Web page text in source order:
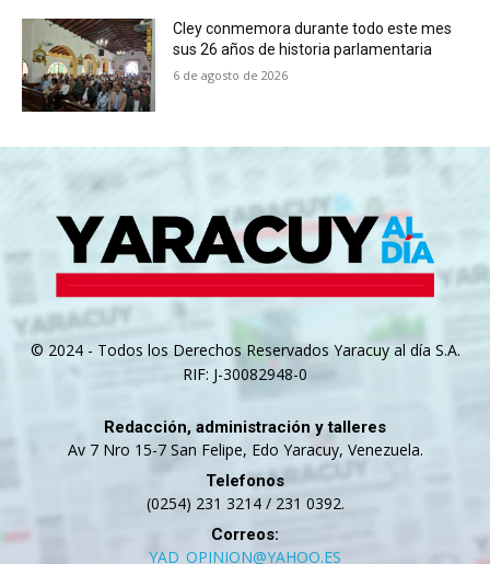
Cley conmemora durante todo este mes
sus 26 años de historia parlamentaria
6 de agosto de 2026
© 2024 - Todos los Derechos Reservados Yaracuy al día S.A.
RIF: J-30082948-0
Redacción, administración y talleres
Av 7 Nro 15-7 San Felipe, Edo Yaracuy, Venezuela.
Telefonos
(0254) 231 3214 / 231 0392.
Correos:
YAD_OPINION@YAHOO.ES